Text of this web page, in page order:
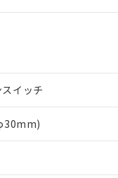
イッチ